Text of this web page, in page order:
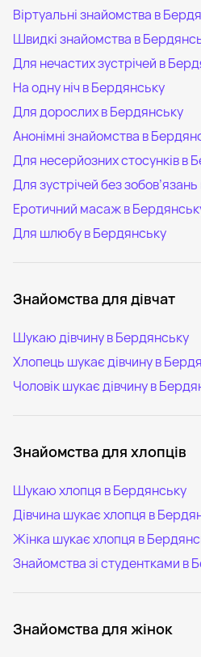
Віртуальні знайомства в
Швидкі знайомства в
Для нечастих зустрічей в
На одну ніч в Бердянську
Для дорослих в Бердянську
Анонімні знайомства в
Для несерйозних стосунків в
Для зустрічей без
Еротичний масаж в
Для шлюбу в Бердянську
Знайомства для дівчат
Шукаю дівчину в Бердянську
Хлопець шукає дівчину в
Чоловік шукає дівчину в
Знайомства для хлопців
Шукаю хлопця в Бердянську
Дівчина шукає хлопця в
Жінка шукає хлопця в
Знайомства зі студентками в
Знайомства для жінок